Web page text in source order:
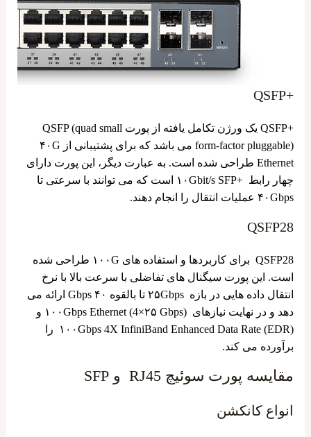
+QSFP
+QSFP یک ورژن تکامل یافته از پورت QSFP (quad small
form-factor pluggable) می باشد که برای پشتیبانی از ۴۰G
Ethernet طراحی شده است. به عبارت دیگر، این پورت دارای
چهار رابط +۱۰Gbit/s SFP است که می ‌توانند با سرعتی تا
۴۰Gbps عملیات انتقال را انجام دهند.
QSFP28
QSFP28 برای کاربردها و استفاده ‌های ۱۰۰G طراحی شده
است. این پورت سیگنال‌ های تفاضلی با سرعت بالا با نرخ
انتقال داده‌ هایی در بازه ۲۵Gbps تا بالقوه ۴۰ Gbps ارائه می‌
دهد و در نهایت نیازهای ۱۰۰Gbps Ethernet (4×۲۵ Gbps) و
۱۰۰Gbps 4X InfiniBand Enhanced Data Rate (EDR) را
برآورده می ‌کند.
مقایسه پورت سوئیچ RJ45 و SFP
انواع کانکشن